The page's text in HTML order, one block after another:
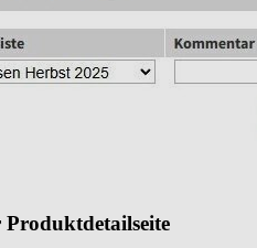
Produktdetailseite